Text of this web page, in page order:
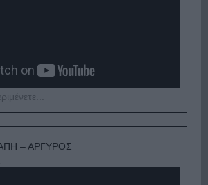
– ΑΡΓΥΡΟΣ